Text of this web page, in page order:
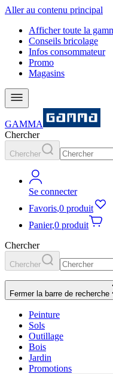
Aller au contenu principal
Afficher toute la
Conseils bricolage
Infos consommateur
Promo
Magasins
GAMMA
Chercher
Chercher
Se connecter
Favoris,0 produit
Panier,0 produit
Chercher
Chercher
Fermer la barre de recherche
Peinture
Sols
Outillage
Bois
Jardin
Promotions